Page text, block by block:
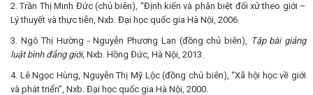
2. Trần Thị Minh Đức (chủ biên), “Định kiến và phân biệt đối xử theo giới –
Lý thuyết và thực tiễn, Nxb. Đại học quốc gia Hà Nội, 2006.
3. Ngô Thị Hường - Nguyễn Phương Lan (đồng chủ biên), Tập bài giảng
luật bình đẳng giới, Nxb. Hồng Đức, Hà Nội, 2013.
4. Lê Ngọc Hùng, Nguyễn Thị Mỹ Lộc (đồng chủ biên), “Xã hội học về giới
và phát triển”, Nxb. Đại học quốc gia Hà Nội, 2000.